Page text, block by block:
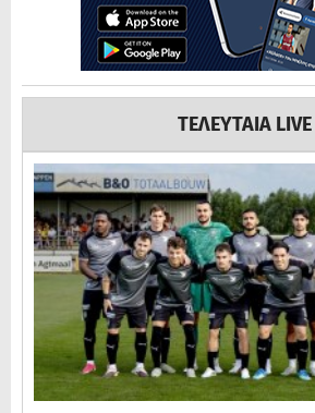
ΤΕΛΕΥΤΑΙΑ LIVE